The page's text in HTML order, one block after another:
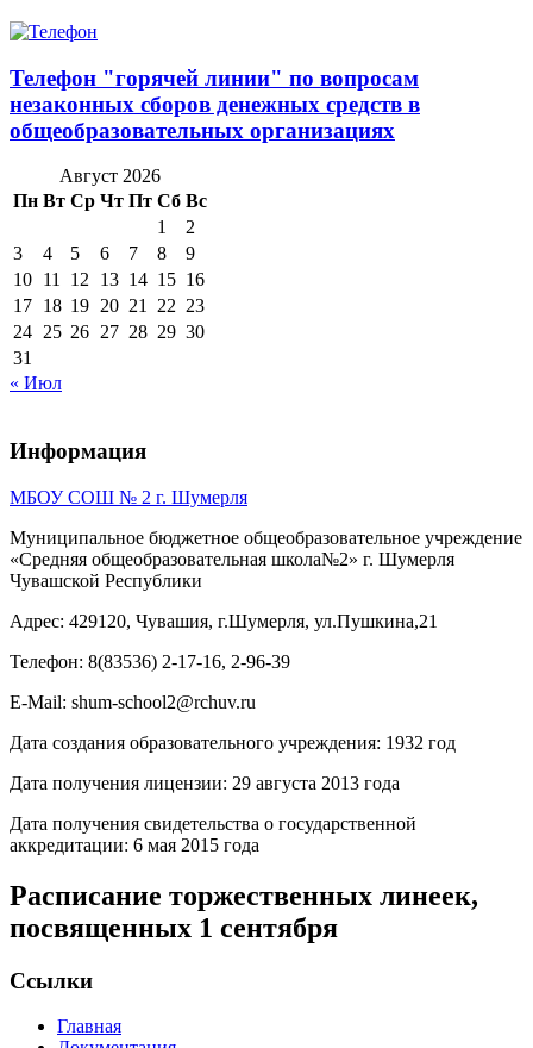
Телефон "горячей линии" по вопросам
незаконных сборов денежных средств в
общеобразовательных организациях
Август 2026
Пн Вт Ср Чт Пт Сб Вс
1
2
3
4 5 6 7 8
9
10 11 12 13 14 15 16
17 18 19 20 21 22 23
24 25 26 27 28 29 30
31
« Июл
Информация
МБОУ СОШ № 2 г. Шумерля
Муниципальное бюджетное общеобразовательное учреждение
«Средняя общеобразовательная школа№2» г. Шумерля
Чувашской Республики
Адрес: 429120, Чувашия, г.Шумерля, ул.Пушкина,21
Телефон: 8(83536) 2-17-16, 2-96-39
E-Mail: shum-school2@rchuv.ru
Дата создания образовательного учреждения: 1932 год
Дата получения лицензии: 29 августа 2013 года
Дата получения свидетельства о государственной
аккредитации: 6 мая 2015 года
Расписание торжественных линеек,
посвященных 1 сентября
Ссылки
Главная